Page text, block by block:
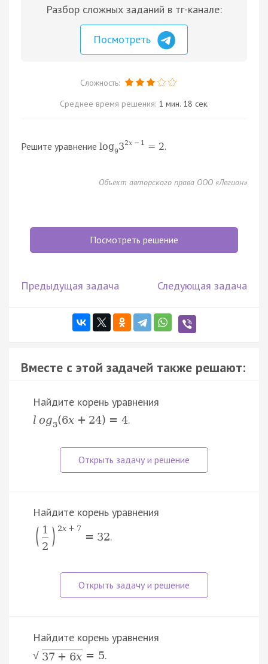
Разбор сложных заданий в тг-канале:
Посмотреть
Сложность:
Среднее время решения: 1 мин. 18 сек.
Решите уравнение log932x − 1 = 2.
Объект авторского права ООО «Легион»
Посмотреть решение
Предыдущая задача Следующая задача
Вместе с этой задачей также решают:
Найдите корень уравнения
l og3(6x + 24) = 4.
Найдите корень уравнения
( 1
2 ) 2x + 7
= 32.
Найдите корень уравнения
√ 37 + 6x = 5.